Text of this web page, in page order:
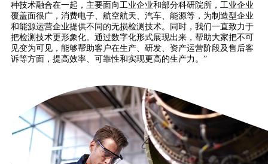
种技术融合在一起，主要面向工业企业和部分科研院所，工业企业
覆盖面很广，消费电子、航空航天、汽车、能源等，为制造型企业
和能源运营企业提供不同的无损检测技术。同时，我们一直致力于
把检测技术更形象化。通过数字化形式展现出来，帮助大家把不可
见变为可见，能够帮助客户在生产、研发、资产运营阶段及售后客
诉等方面，提高效率、可靠性和实现更高的生产力。”